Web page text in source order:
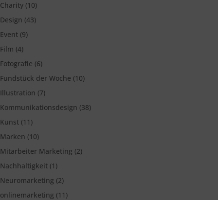
Charity (10)
Design (43)
Event (9)
Film (4)
Fotografie (6)
Fundstück der Woche (10)
Illustration (7)
Kommunikationsdesign (38)
Kunst (11)
Marken (10)
Mitarbeiter Marketing (2)
Nachhaltigkeit (1)
Neuromarketing (2)
onlinemarketing (11)